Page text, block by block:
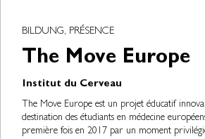
BILDUNG, PRÉSENCE
The Move Europe
Institut du Cerveau
The Move Europe est un projet éducatif
destination des étudiants en médecine
première fois en 2017 par un moment